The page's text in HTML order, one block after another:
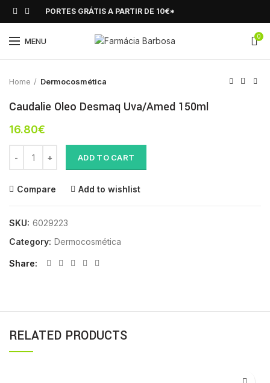
PORTES GRÁTIS A PARTIR DE 10€*
MENU 0
Click to enlarge
Home Dermocosmética
Caudalie Oleo Desmaq Uva/Amed 150ml
16.80€
ADD TO CART
Compare Add to wishlist
SKU: 6029223
Category: Dermocosmética
Share
RELATED PRODUCTS